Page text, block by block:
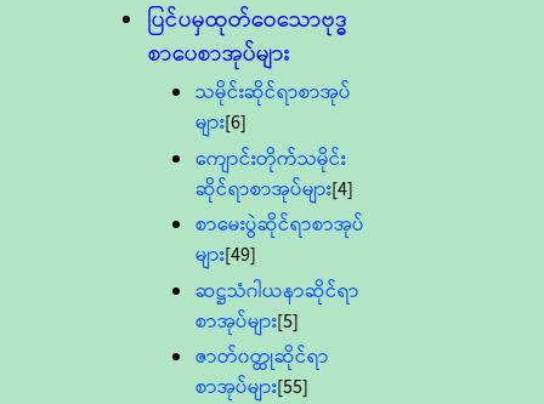
ပြင်ပမှထုတ်ဝေသောဗုဒ္ဓ
စာပေစာအုပ်များ
သမိုင်းဆိုင်ရာစာအုပ်
များ[6]
ကျောင်းတိုက်သမိုင်း
ဆိုင်ရာစာအုပ်များ[4]
စာမေးပွဲဆိုင်ရာစာအုပ်
များ[49]
ဆဋ္ဌသံဂါယနာဆိုင်ရာ
စာအုပ်များ[5]
ဇာတ်၀တ္ထုဆိုင်ရာ
စာအုပ်များ[55]